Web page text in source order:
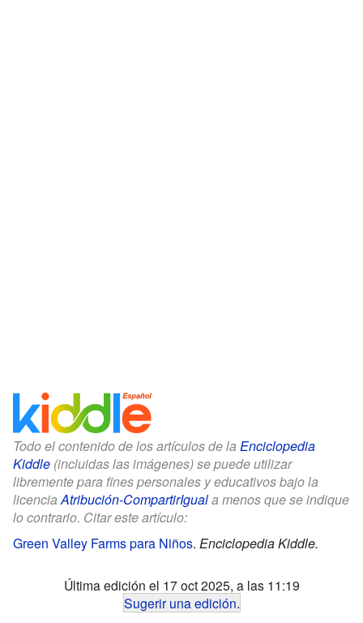
Todo el contenido de los artículos de la Enciclopedia
Kiddle (incluidas las imágenes) se puede utilizar
libremente para fines personales y educativos bajo la
licenciaAtribución-CompartirIguala menos que se indique
lo contrario. Citar este artículo:
Green Valley Farms para Niños. Enciclopedia Kiddle.
Última edición el 17 oct 2025, a las 11:19
Sugerir una edición.